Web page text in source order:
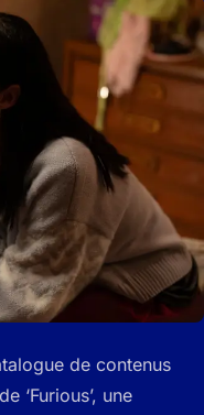
de contenus
‘Furious’, une